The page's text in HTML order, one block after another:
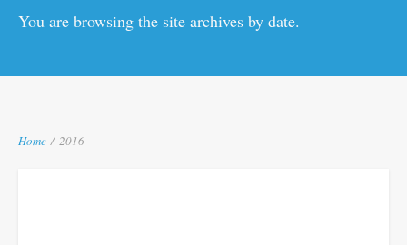
You are browsing the site archives by date.
Home / 2016